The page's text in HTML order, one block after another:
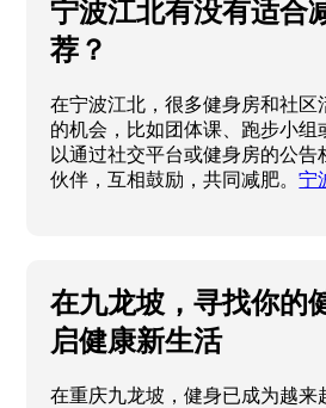
宁波江北有没有适合
荐？
在宁波江北，很多健身房和社区
的机会，比如团体课、跑步小组
以通过社交平台或健身房的公告
伙伴，互相鼓励，共同减肥。宁
在九龙坡，寻找你的
启健康新生活
在重庆九龙坡，健身已成为越来